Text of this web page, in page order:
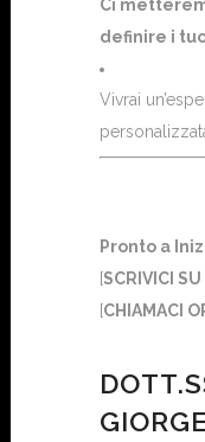
Ci
definire i
Vivrai
Pronto a
[SCRIVICI
[CHIAMACI